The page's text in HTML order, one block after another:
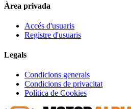
Àrea privada
Accés d'usuaris
Registre d'usuaris
Legals
Condicions generals
Condicions de privacitat
Política de Cookies